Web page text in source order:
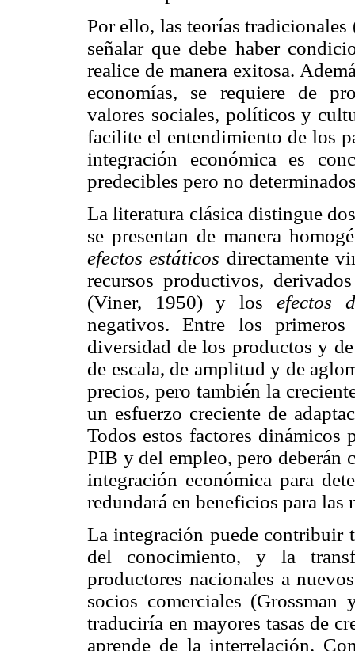
Por ello, las teorías
señalar que debe haber
realice de manera exitosa.
economías, se requiere de
valores sociales, políticos y
facilite el entendimiento de los
integración económica es
predecibles pero no
La literatura clásica distingue
se presentan de manera
efectos estáticos directamente
recursos productivos,
(Viner, 1950) y los efectos
negativos. Entre los
diversidad de los productos y
de escala, de amplitud y de
precios, pero también la
un esfuerzo creciente de
Todos estos factores
PIB y del empleo, pero deberán
integración económica para
redundará en beneficios para
La integración puede contribuir
del conocimiento, y la
productores nacionales a
socios comerciales
traduciría en mayores tasas de
aprende de la interrelación.